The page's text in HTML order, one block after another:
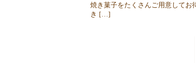
焼き菓子をたくさんご用意してお
き […]